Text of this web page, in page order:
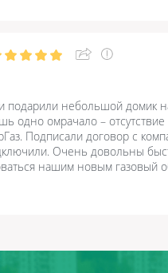
небольшой домик
одно омрачало –
Подписали договор с
Очень довольны
нашим новым газовый